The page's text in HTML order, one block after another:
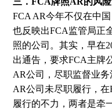
FCA AR今年不仅在中
也反映出FCA监管局正
照的公司。其实，早在
出通告，要求FCA主牌
AR公司，尽职监督业务
AR公司未尽职履行，
履行的不力，两者是牵